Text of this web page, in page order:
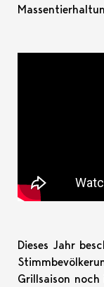
Dieses Jahr
Grillsaison